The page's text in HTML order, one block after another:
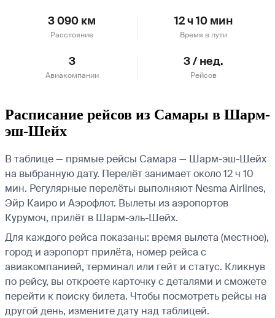
3 090 км
Расстояние
12 ч 10 мин
Время в пути
3
Авиакомпании
3 / нед.
Рейсов
Расписание рейсов из Самары в Шарм-
эш-Шейх
В таблице — прямые рейсы Самара — Шарм-эш-Шейх
на выбранную дату. Перелёт занимает около 12 ч 10
мин. Регулярные перелёты выполняют Nesma Airlines,
Эйр Каиро и Аэрофлот. Вылеты из аэропортов
Курумоч, прилёт в Шарм-эль-Шейх.
Для каждого рейса показаны: время вылета (местное),
город и аэропорт прилёта, номер рейса с
авиакомпанией, терминал или гейт и статус. Кликнув
по рейсу, вы откроете карточку с деталями и сможете
перейти к поиску билета. Чтобы посмотреть рейсы на
другой день, измените дату над таблицей.